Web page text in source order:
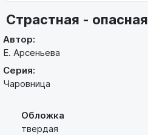
Страстная - опасная
Автор:
Е. Арсеньева
Серия:
Чаровница
Обложка
твердая